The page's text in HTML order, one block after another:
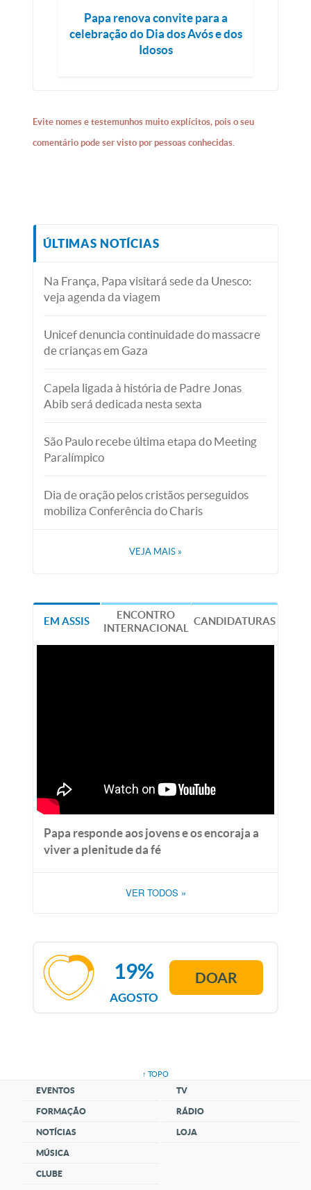
Papa renova convite para a
celebração do Dia dos Avós e dos
Idosos
Evite nomes e testemunhos muito explícitos, pois o seu
comentário pode ser visto por pessoas conhecidas.
ÚLTIMAS NOTÍCIAS
Na França, Papa visitará sede da Unesco:
veja agenda da viagem
Unicef denuncia continuidade do massacre
de crianças em Gaza
Capela ligada à história de Padre Jonas
Abib será dedicada nesta sexta
São Paulo recebe última etapa do Meeting
Paralímpico
Dia de oração pelos cristãos perseguidos
mobiliza Conferência do Charis
VEJA MAIS »
EM ASSIS
ENCONTRO
INTERNACIONAL
CANDIDATURAS
Papa responde aos jovens e os encoraja a
viver a plenitude da fé
VER TODOS »
AGOSTO
19% DOAR
↑ TOPO
EVENTOS
FORMAÇÃO
NOTÍCIAS
MÚSICA
CLUBE
TV
RÁDIO
LOJA